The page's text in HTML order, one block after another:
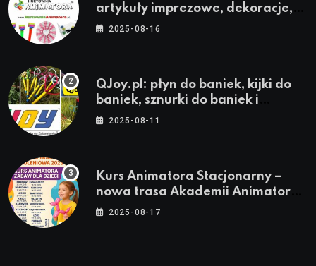
artykuły imprezowe, dekoracje,
stroje i akcesoria dla animatorów
2025-08-16
QJoy.pl: płyn do baniek, kijki do
baniek, sznurki do baniek i
zestawy do baniek
2025-08-11
Kurs Animatora Stacjonarny –
nowa trasa Akademii Animatora
– jesień 2025
2025-08-17